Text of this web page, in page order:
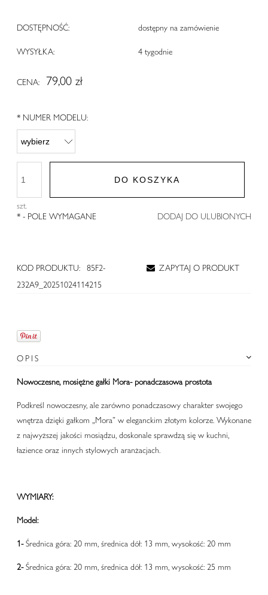
DOSTĘPNOŚĆ: dostępny na zamówienie
WYSYŁKA: 4 tygodnie
CENA: 79,00 zł
* NUMER MODELU:
szt.
DO KOSZYKA
DODAJ DO ULUBIONYCH
* - POLE WYMAGANE
KOD PRODUKTU:
85F2-
232A9_20251024114215
ZAPYTAJ O PRODUKT
OPIS
Nowoczesne, mosiężne gałki Mora- ponadczasowa prostota
Podkreśl nowoczesny, ale zarówno ponadczasowy charakter swojego
wnętrza dzięki gałkom „Mora” w eleganckim złotym kolorze. Wykonane
z najwyższej jakości mosiądzu, doskonale sprawdzą się w kuchni,
łazience oraz innych stylowych aranżacjach.
WYMIARY:
Model:
1-Średnica góra: 20 mm, średnica dół: 13 mm, wysokość: 20 mm
2-Średnica góra: 20 mm, średnica dół: 13 mm, wysokość: 25 mm